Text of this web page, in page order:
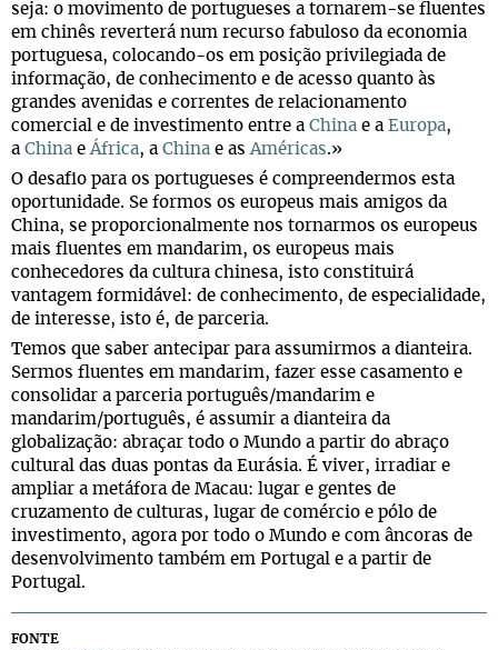
seja: o movimento de portugueses a tornarem-se fluentes
em chinês reverterá num recurso fabuloso da economia
portuguesa, colocando-os em posição privilegiada de
informação, de conhecimento e de acesso quanto às
grandes avenidas e correntes de relacionamento
comercial e de investimento entre a China e a Europa,
a China eÁfrica, a China e asAméricas.»
O desafio para os portugueses é compreendermos esta
oportunidade. Se formos os europeus mais amigos da
China, se proporcionalmente nos tornarmos os europeus
mais fluentes em mandarim, os europeus mais
conhecedores da cultura chinesa, isto constituirá
vantagem formidável: de conhecimento, de especialidade,
de interesse, isto é, de parceria.
Temos que saber antecipar para assumirmos a dianteira.
Sermos fluentes em mandarim, fazer esse casamento e
consolidar a parceria português/mandarim e
mandarim/português, é assumir a dianteira da
globalização: abraçar todo o Mundo a partir do abraço
cultural das duas pontas da Eurásia. É viver, irradiar e
ampliar a metáfora de Macau: lugar e gentes de
cruzamento de culturas, lugar de comércio e pólo de
investimento, agora por todo o Mundo e com âncoras de
desenvolvimento também em Portugal e a partir de
Portugal.
FONTE